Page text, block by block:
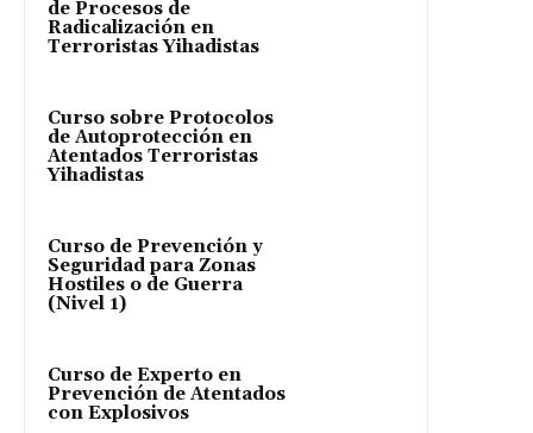
de Procesos de
Radicalización en
Terroristas Yihadistas
Curso sobre Protocolos
de Autoprotección en
Atentados Terroristas
Yihadistas
Curso de Prevención y
Seguridad para Zonas
Hostiles o de Guerra
(Nivel 1)
Curso de Experto en
Prevención de Atentados
con Explosivos